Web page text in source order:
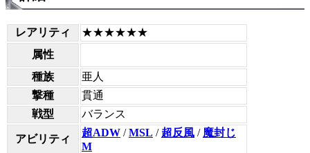
レアリティ
★★★★★★
属性
種族
亜人
撃種
貫通
戦型
バランス
アビリティ
超ADW /MSL / 超反風 / 魔封じ
M